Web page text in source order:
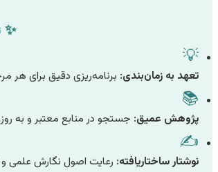
✨
💡
تعهد به زمان‌بندی: برنامه‌ریزی دقیق برای هر
📚
پژوهش عمیق: جستجو در منابع معتبر و به
✍️
نوشتار ساختاریافته: رعایت اصول نگارش علمی